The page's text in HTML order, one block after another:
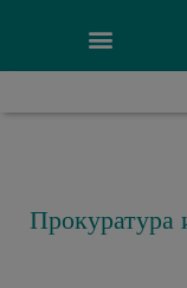
Прокуратура